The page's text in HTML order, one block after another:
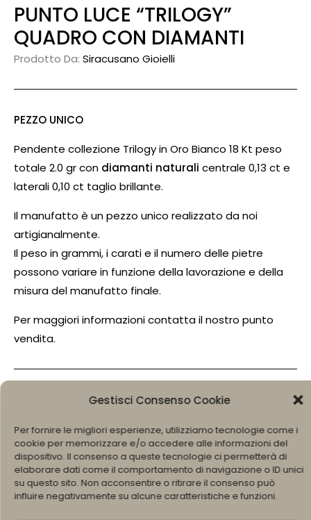
Gestisci Consenso Cookie
Per fornire le migliori esperienze, utilizziamo tecnologie come i
cookie per memorizzare e/o accedere alle informazioni del
dispositivo. Il consenso a queste tecnologie ci permetterà di
elaborare dati come il comportamento di navigazione o ID unici
su questo sito. Non acconsentire o ritirare il consenso può
influire negativamente su alcune caratteristiche e funzioni.
PUNTO LUCE “TRILOGY”
QUADRO CON DIAMANTI
Prodotto Da: Siracusano Gioielli
PEZZO UNICO
Pendente collezione Trilogy in Oro Bianco 18 Kt peso
totale 2.0 gr con diamanti naturali centrale 0,13 ct e
laterali 0,10 ct taglio brillante.
Il manufatto è un pezzo unico realizzato da noi
artigianalmente.
Il peso in grammi, i carati e il numero delle pietre
possono variare in funzione della lavorazione e della
misura del manufatto finale.
Per maggiori informazioni contatta il nostro punto
vendita.
Sei interessato a misure, pesi o carati differenti?
lieti di poterti accontentare.
1.100,00€